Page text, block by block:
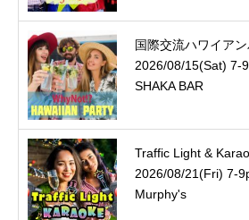
国際交流ハワイア
2026/08/15(Sat) 7-
SHAKA BAR
Traffic Light &
2026/08/21(Fri) 7-
Murphy's